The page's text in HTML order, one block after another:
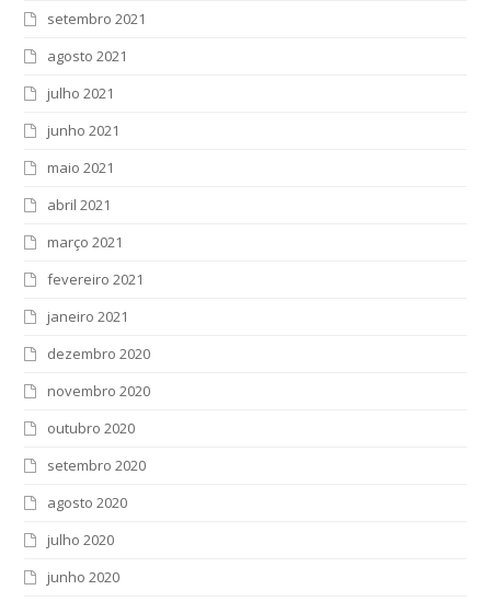
setembro 2021
agosto 2021
julho 2021
junho 2021
maio 2021
abril 2021
março 2021
fevereiro 2021
janeiro 2021
dezembro 2020
novembro 2020
outubro 2020
setembro 2020
agosto 2020
julho 2020
junho 2020